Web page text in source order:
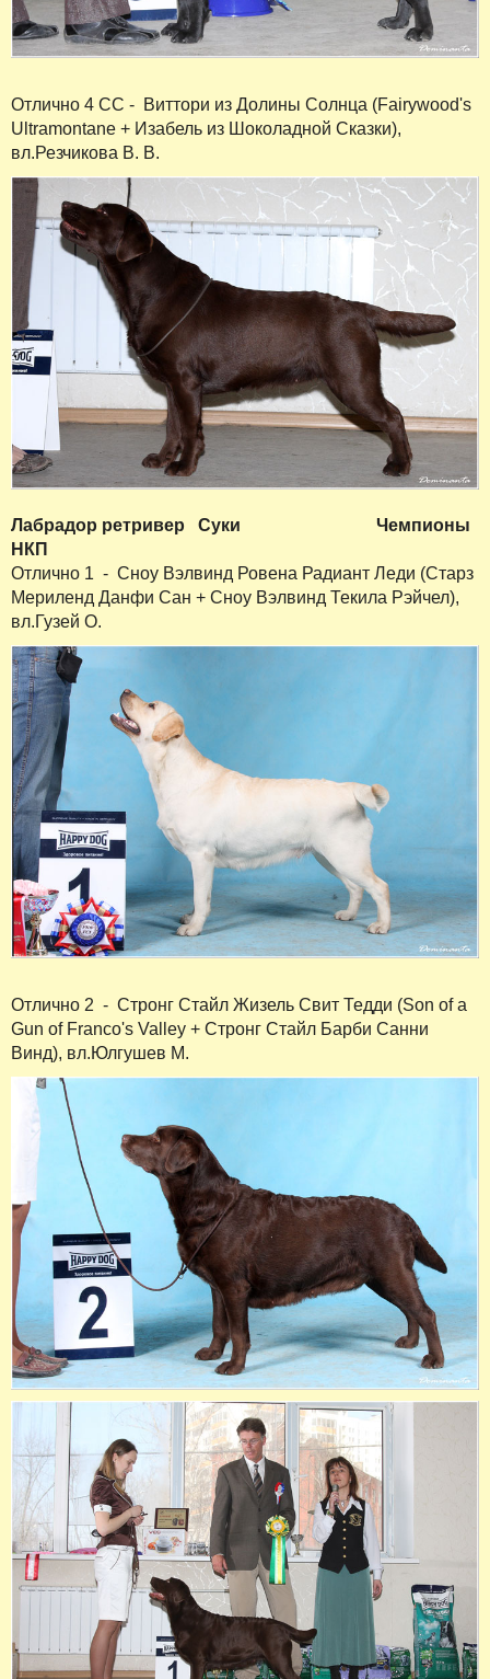
Отлично 4 СС - Виттори из Долины Солнца (Fairywood's
Ultramontane + Изабель из Шоколадной Сказки),
вл.Резчикова В. В.
Лабрадор ретривер Суки
Чемпионы
НКП
Отлично 1 - Сноу Вэлвинд Ровена Радиант Леди (Старз
Мериленд Данфи Сан + Сноу Вэлвинд Текила Рэйчел),
вл.Гузей О.
Отлично 2 - Стронг Стайл Жизель Свит Тедди (Son of a
Gun of Franco's Valley + Стронг Стайл Барби Санни
Винд), вл.Юлгушев М.